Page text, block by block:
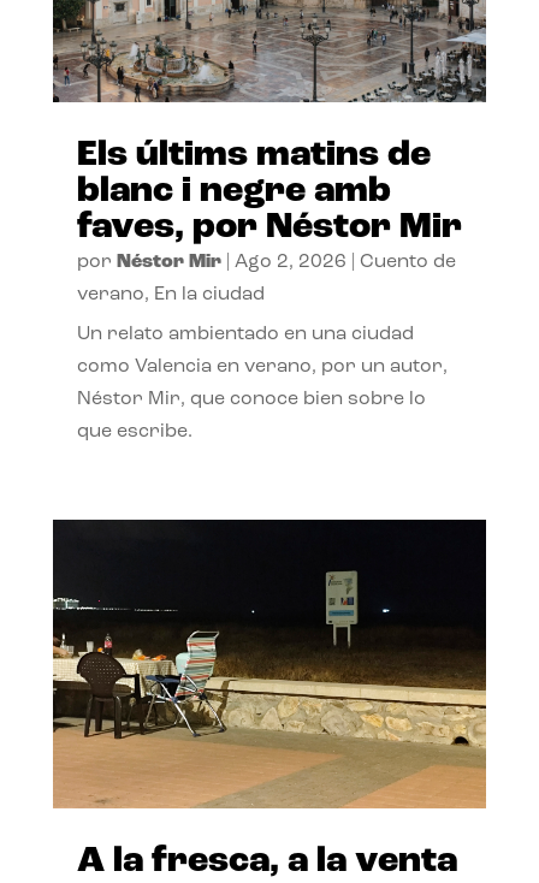
Els últims matins de
blanc i negre amb
faves, por Néstor Mir
por Néstor Mir| Ago 2, 2026
Cuento de
verano, En la ciudad
Un relato ambientado en una ciudad
como Valencia en verano, por un autor,
Néstor Mir, que conoce bien sobre lo
que escribe.
A la fresca, a la venta